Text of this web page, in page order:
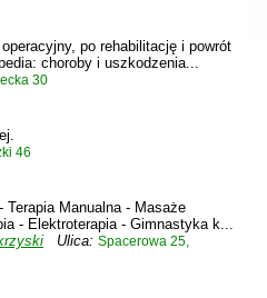
po rehabilitację i powrót
choroby i uszkodzenia...
30
46
Manualna - Masaże
- Elektroterapia - Gimnastyka k...
Ulica: Spacerowa 25,